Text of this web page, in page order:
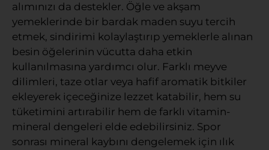
alımınızı da destekler. Öğle ve akşam
yemeklerinde bir bardak maden suyu tercih
etmek, sindirimi kolaylaştırıp yemeklerle alınan
besin öğelerinin vücutta daha etkin
kullanılmasına yardımcı olur. Farklı meyve
dilimleri, taze otlar veya hafif aromatik bitkiler
ekleyerek içeceğinize lezzet katabilir, hem su
tüketimini artırabilir hem de farklı vitamin-
mineral dengeleri elde edebilirsiniz. Spor
sonrası mineral kaybını dengelemek için ılık